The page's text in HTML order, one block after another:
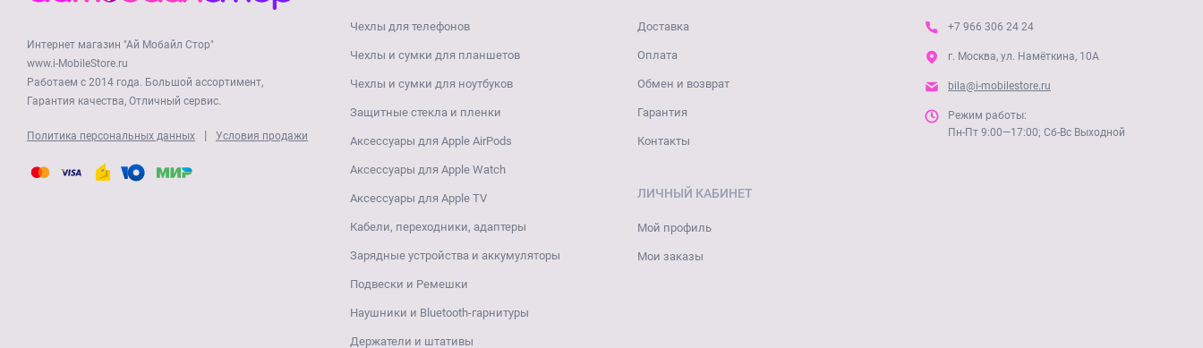
Интернет магазин "Ай Мобайл Стор"
www.i-MobileStore.ru
Работаем с 2014 года. Большой ассортимент,
Гарантия качества, Отличный сервис.
Политика персональных данных | Условия продажи
Чехлы для телефонов
Чехлы и сумки для планшетов
Чехлы и сумки для ноутбуков
Защитные стекла и пленки
Аксессуары для Apple AirPods
Аксессуары для Apple Watch
Аксессуары для Apple TV
Кабели, переходники, адаптеры
Зарядные устройства и аккумуляторы
Подвески и Ремешки
Наушники и Bluetooth-гарнитуры
Держатели и штативы
Доставка
Оплата
Обмен и возврат
Гарантия
Контакты
ЛИЧНЫЙ КАБИНЕТ
Мой профиль
Мои заказы
+7 966 306 24 24
г. Москва, ул. Намёткина, 10А
bila@i-mobilestore.ru
Режим работы:
Пн-Пт 9:00—17:00; Сб-Вс Выходной